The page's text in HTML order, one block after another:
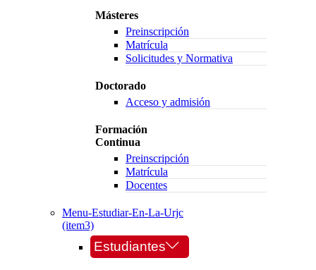
Másteres
Preinscripción
Matrícula
Solicitudes y Normativa
Doctorado
Acceso y admisión
Formación
Continua
Preinscripción
Matrícula
Docentes
Menu-Estudiar-En-La-Urjc
(item3)
Estudiantes